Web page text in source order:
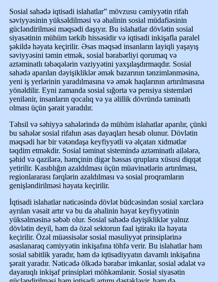
Sosial sahədə iqtisadi islahatlar” mövzusu cəmiyyətin rifah
səviyyəsinin yüksəldilməsi və əhalinin sosial müdafiəsinin
gücləndirilməsi məqsədi daşıyır. Bu islahatlar dövlətin sosial
siyasətinin mühüm tərkib hissəsidir və iqtisadi inkişafla paralel
şəkildə həyata keçirilir. Əsas məqsəd insanların layiqli yaşayış
səviyyəsini təmin etmək, sosial bərabərliyi qorumaq və
aztəminatlı təbəqələrin vəziyyətini yaxşılaşdırmaqdır. Sosial
sahədə aparılan dəyişikliklər əmək bazarının tənzimlənməsinə,
yeni iş yerlərinin yaradılmasına və əmək haqlarının artırılmasına
yönəldilir. Eyni zamanda sosial sığorta və pensiya sistemləri
yenilənir, insanların qocalıq və ya əlillik dövründə təminatlı
olması üçün şərait yaradılır.
Təhsil və səhiyyə sahələrində də mühüm islahatlar aparılır, çünki
bu sahələr sosial rifahın əsas dayaqları hesab olunur. Dövlətin
məqsədi hər bir vətəndaşa keyfiyyətli və əlçatan xidmətlər
təqdim etməkdir. Sosial təminat sistemində aztəminatlı ailələrə,
şəhid və qazilərə, həmçinin digər həssas qruplara xüsusi diqqət
yetirilir. Kasıblığın azaldılması üçün müavinətlərin artırılması,
regionlararası fərqlərin azaldılması və sosial proqramların
genişləndirilməsi həyata keçirilir.
İqtisadi islahatlar nəticəsində dövlət büdcəsindən sosial xərclərə
ayrılan vəsait artır və bu da əhalinin həyat keyfiyyətinin
yüksəlməsinə səbəb olur. Sosial sahədə dəyişikliklər yalnız
dövlətin deyil, həm də özəl sektorun fəal iştirakı ilə həyata
keçirilir. Özəl müəssisələr sosial məsuliyyət prinsiplərinə
əsaslanaraq cəmiyyətin inkişafına töhfə verir. Bu islahatlar həm
sosial sabitlik yaradır, həm də iqtisadiyyatın davamlı inkişafına
şərait yaradır. Nəticədə ölkədə bərabər imkanlar, sosial ədalət və
dayanıqlı inkişaf prinsipləri möhkəmlənir. Sosial siyasətin